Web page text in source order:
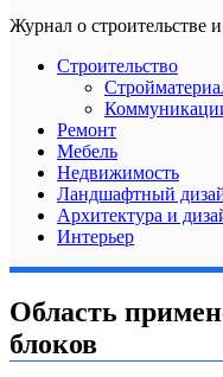
Журнал о строительстве
Строительство
Ремонт
Мебель
Недвижимость
Ландшафтный
Архитектура и
Интерьер
Область
блоков